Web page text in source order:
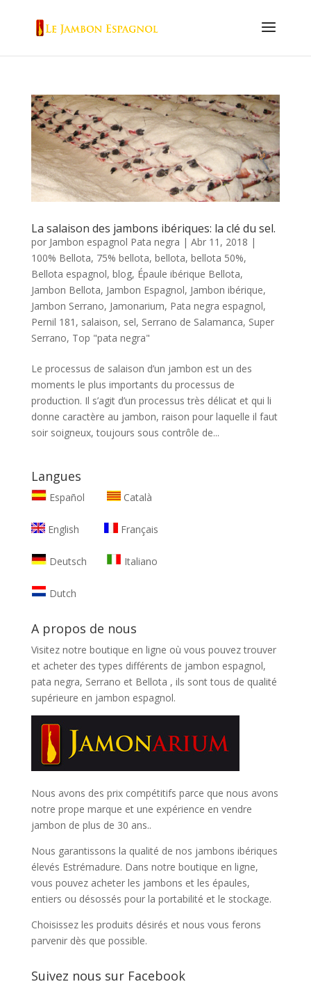
La salaison des jambons ibériques: la clé du sel.
por Jambon espagnol Pata negra | Abr 11, 2018 |
100% Bellota, 75% bellota, bellota, bellota 50%,
Bellota espagnol, blog, Épaule ibérique Bellota,
Jambon Bellota, Jambon Espagnol, Jambon ibérique,
Jambon Serrano, Jamonarium, Pata negra espagnol,
Pernil 181 , salaison, sel, Serrano de Salamanca, Super
Serrano, Top "pata negra"
Le processus de salaison d’un jambon est un des
moments le plus importants du processus de
production. Il s’agit d’un processus très délicat et qui li
donne caractère au jambon, raison pour laquelle il faut
soir soigneux, toujours sous contrôle de...
Langues
Español Català
English Français
Deutsch Italiano
Dutch
A propos de nous
Visitez notre boutique en ligne où vous pouvez trouver
et acheter des types différents de jambon espagnol,
pata negra, Serrano et Bellota , ils sont tous de qualité
supérieure en jambon espagnol.
Nous avons des prix compétitifs parce que nous avons
notre prope marque et une expérience en vendre
jambon de plus de 30 ans..
Nous garantissons la qualité de nos jambons ibériques
élevés Estrémadure. Dans notre boutique en ligne,
vous pouvez acheter les jambons et les épaules,
entiers ou désossés pour la portabilité et le stockage.
Choisissez les produits désirés et nous vous ferons
parvenir dès que possible.
Suivez nous sur Facebook